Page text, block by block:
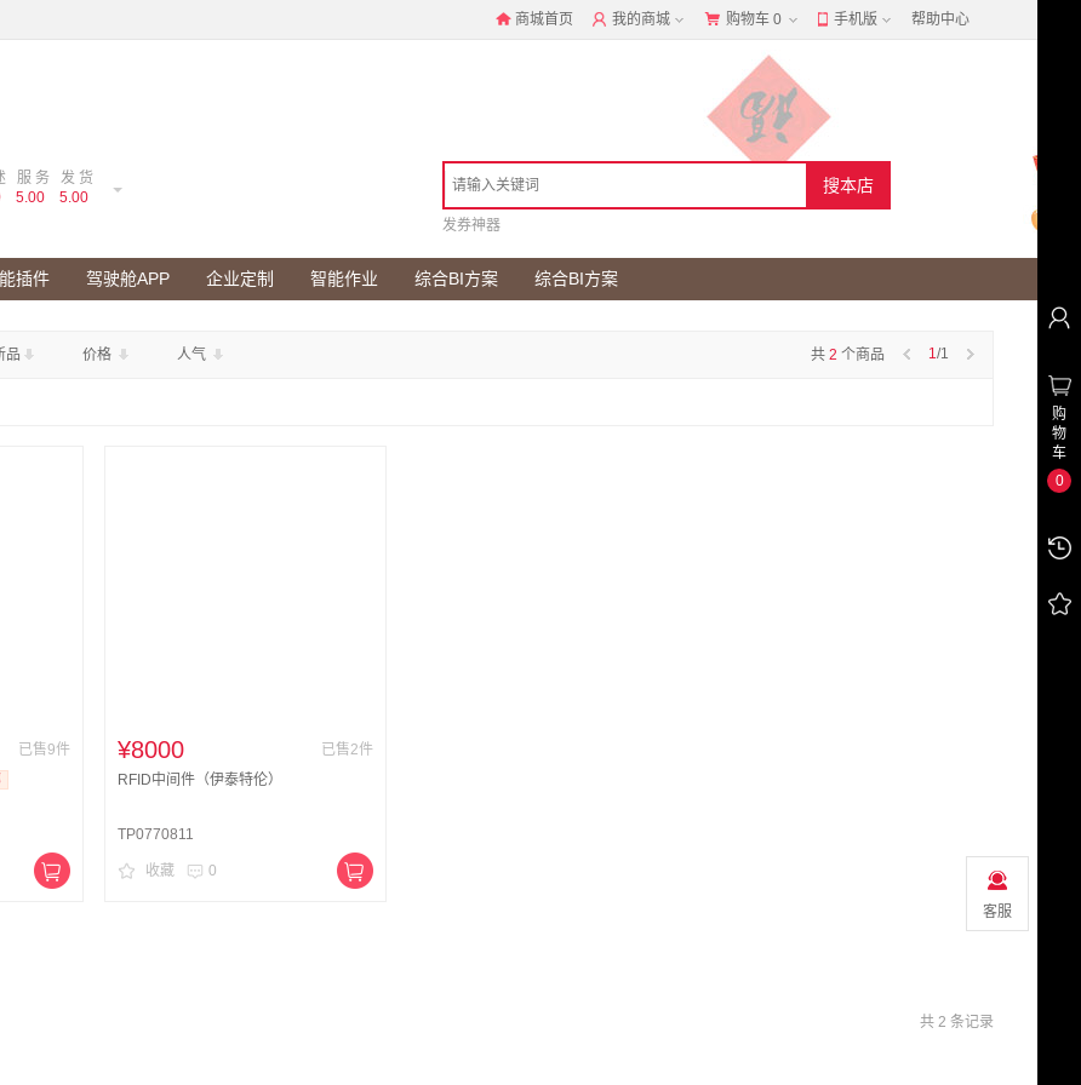
商城首页 我的商城 购物车 0 手机版 帮助中心
服 务
5.00
发 货
5.00
发券神器
插件 驾驶舱APP 企业定制 智能作业 综合BI方案 综合BI方案
客服
品 价格 人气 1/1
共 2 个商品
已售9件
¥8000
已售2件
RFID中间件（伊泰特伦）
TP0770811
收藏 0
共 2 条记录
购
物
车
0